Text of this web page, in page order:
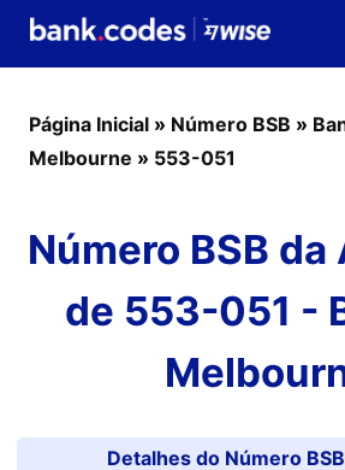
Página Inicial » Número BSB »
Melbourne » 553-051
Número BSB
de 553-051 -
Detalhes do Número